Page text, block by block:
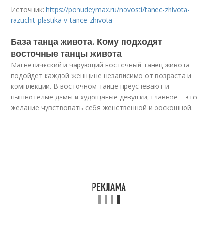
Источник:https://pohudeymax.ru/novosti/tanec-zhivota-
razuchit-plastika-v-tance-zhivota
База танца живота. Кому подходят
восточные танцы живота
Магнетический и чарующий восточный танец живота
подойдет каждой женщине независимо от возраста и
комплекции. В восточном танце преуспевают и
пышнотелые дамы и худощавые девушки, главное – это
желание чувствовать себя женственной и роскошной.